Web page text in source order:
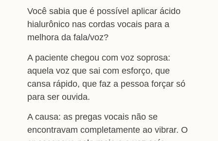
Você sabia que é possível aplicar ácido
hialurônico nas cordas vocais para a
melhora da fala/voz?
A paciente chegou com voz soprosa:
aquela voz que sai com esforço, que
cansa rápido, que faz a pessoa forçar só
para ser ouvida.
A causa: as pregas vocais não se
encontravam completamente ao vibrar. O